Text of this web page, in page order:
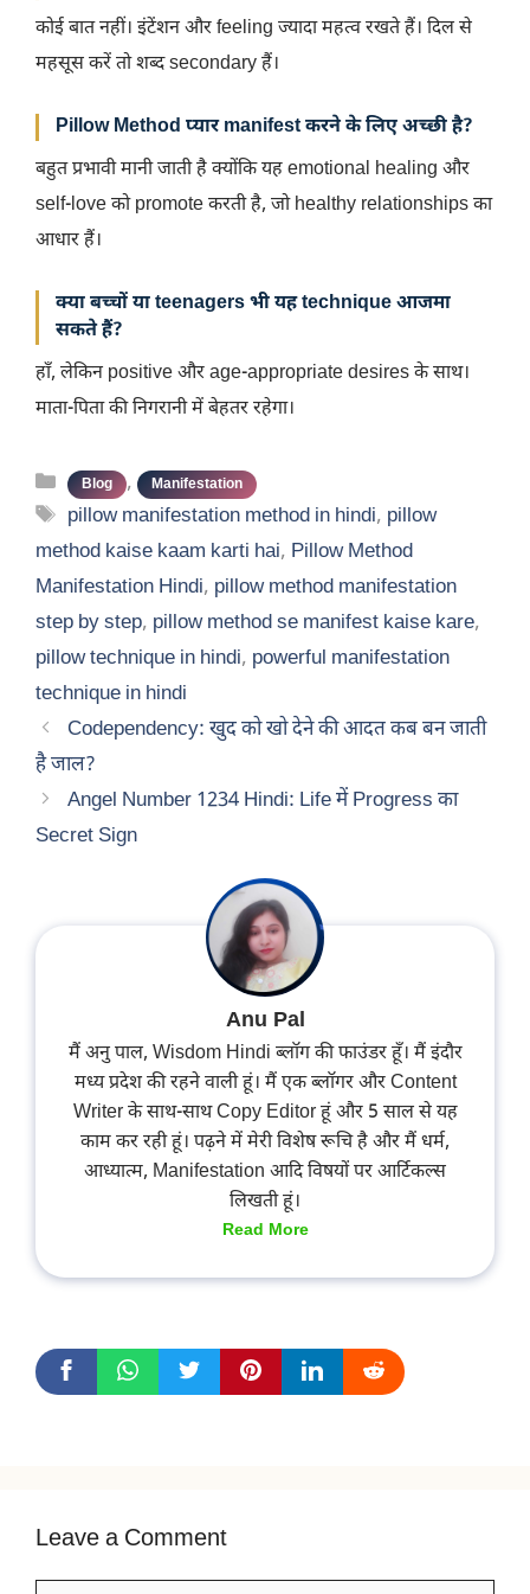
कोई बात नहीं। इंटेंशन और feeling ज्यादा महत्व रखते हैं। दिल से
महसूस करें तो शब्द secondary हैं।
Pillow Method प्यार manifest करने के लिए अच्छी है?
बहुत प्रभावी मानी जाती है क्योंकि यह emotional healing और
self-love को promote करती है, जो healthy relationships का
आधार हैं।
क्या बच्चों या teenagers भी यह technique आजमा
सकते हैं?
हाँ, लेकिन positive और age-appropriate desires के साथ।
माता-पिता की निगरानी में बेहतर रहेगा।
Categories
Blog , Manifestation
Tags
pillow manifestation method in hindi, pillow
method kaise kaam karti hai, Pillow Method
Manifestation Hindi, pillow method manifestation
step by step, pillow method se manifest kaise kare,
pillow technique in hindi, powerful manifestation
technique in hindi
Codependency: खुद को खो देने की आदत कब बन जाती
है जाल?
Angel Number 1234 Hindi: Life में Progress का
Secret Sign
Anu Pal
मैं अनु पाल, Wisdom Hindi ब्लॉग की फाउंडर हूँ। मैं इंदौर
मध्य प्रदेश की रहने वाली हूं। मैं एक ब्लॉगर और Content
Writer के साथ-साथ Copy Editor हूं और 5 साल से यह
काम कर रही हूं। पढ़ने में मेरी विशेष रूचि है और मैं धर्म,
आध्यात्म, Manifestation आदि विषयों पर आर्टिकल्स
लिखती हूं।
Read More
Leave a Comment